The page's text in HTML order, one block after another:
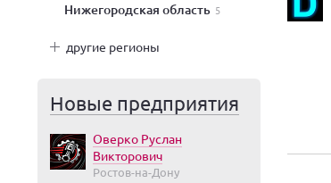
Нижегородская область 5
другие регионы
Новые предприятия
Оверко Руслан
Викторович
Ростов-на-Дону